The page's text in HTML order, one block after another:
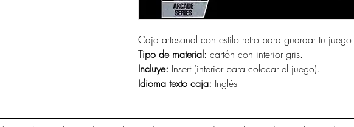
Caja artesanal con estilo retro para guardar tu juego.
Tipo de material: cartón con interior gris.
Incluye: Insert (interior para colocar el juego).
Idioma texto caja: Inglés